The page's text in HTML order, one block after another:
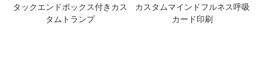
タックエンドボックス付きカス
タムトランプ
カスタムマインドフルネス呼吸
カード印刷